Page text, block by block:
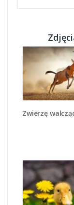
Zwierzę walczące o